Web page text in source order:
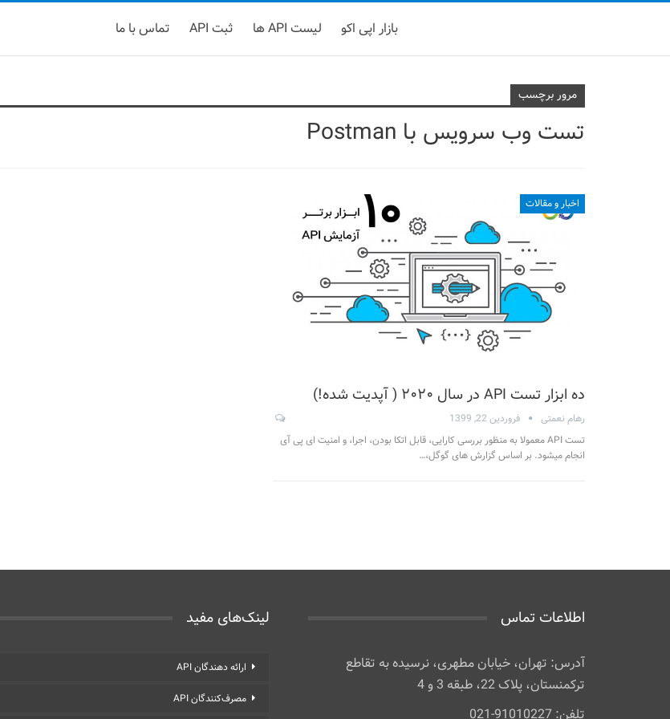
بازار اپی اکو لیست API ها ثبت API تماس با ما
مرور برچسب
تست وب سرویس با Postman
اخبار و مقالات
ده ابزار تست API در سال ۲۰۲۰ ( آپدیت شده!)
رهام نعمتی
فروردین 22, 1399
تست API معمولا به منظور بررسی کارایی، قابل اتکا بودن، اجرا، و امنیت ای پی آی
انجام میشود. بر اساس گزارش های گوگل،…
اطلاعات تماس
آدرس: تهران، خیابان مطهری، نرسیده به تقاطع
ترکمنستان، پلاک 22، طبقه 3 و 4
تلفن: 91010227-021
لینک‌های مفید
ارائه دهندگان API
مصرف‌کنندگان API